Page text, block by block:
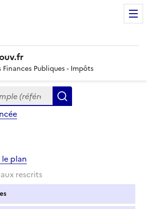
Publiques - Impôts
(références, mots clés, partie du
plan
rescrits